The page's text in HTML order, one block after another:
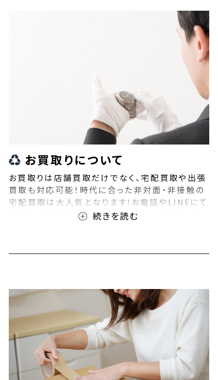
お買取りについて
お買取りは店舗買取だけでなく、宅配買取や出張
買取も対応可能！時代に合った非対面・非接触の
宅配買取は大人気となります!お電話やLINEにて
事前査定が可能となっております！また無料の宅